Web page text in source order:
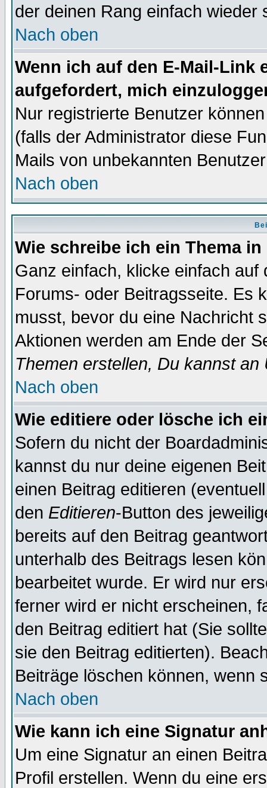
der deinen Rang einfach wieder
Nach oben
Wenn ich auf den E-Mail-Link
aufgefordert, mich
Nur registrierte Benutzer
(falls der Administrator diese
Mails von unbekannten
Nach oben
Wie schreibe ich ein Thema
Ganz einfach, klicke einfach
Forums- oder Beitragsseite. Es
musst, bevor du eine Nachricht
Aktionen werden am Ende der
Themen erstellen, Du kannst
Nach oben
Wie editiere oder lösche ich
Sofern du nicht der
kannst du nur deine eigenen
einen Beitrag editieren
den Editieren-Button des
bereits auf den Beitrag
unterhalb des Beitrags lesen
bearbeitet wurde. Er wird nur
ferner wird er nicht erscheinen,
den Beitrag editiert hat (Sie
sie den Beitrag editierten).
Beiträge löschen können, wenn
Nach oben
Wie kann ich eine Signatur
Um eine Signatur an einen
Profil erstellen. Wenn du eine